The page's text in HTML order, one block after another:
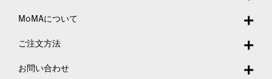
MoMAについて
ご注文方法
お問い合わせ